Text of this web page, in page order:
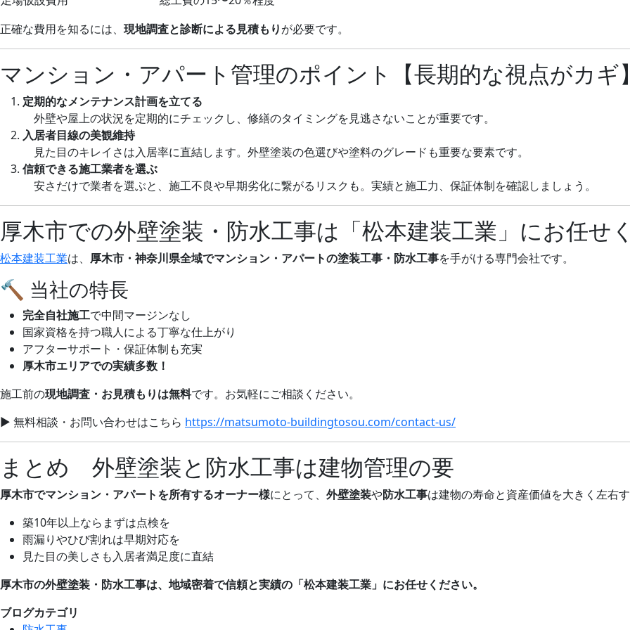
正確な費用を知るには、 現地調査と診断による見積もりが必要です。
マンション・アパート管理のポイント【長期的な視点がカギ】
定期的なメンテナンス計画を立てる
外壁や屋上の状況を定期的にチェックし、修繕のタイミングを見逃さないことが重要です。
入居者目線の美観維持
見た目のキレイさは入居率に直結します。外壁塗装の色選びや塗料のグレードも重要な要素です。
信頼できる施工業者を選ぶ
安さだけで業者を選ぶと、施工不良や早期劣化に繋がるリスクも。実績と施工力、保証体制を確認しましょう。
厚木市での外壁塗装・防水工事は「松本建装工業」にお任せ
松本建装工業は、 厚木市・神奈川県全域でマンション・アパートの塗装工事・防水工事を手がける専門会社です。
🔨 当社の特長
完全自社施工で中間マージンなし
国家資格を持つ職人による丁寧な仕上がり
アフターサポート・保証体制も充実
厚木市エリアでの実績多数！
施工前の現地調査・お見積もりは無料です。お気軽にご相談ください。
▶ 無料相談・お問い合わせはこちら https://matsumoto-buildingtosou.com/contact-us/
まとめ 外壁塗装と防水工事は建物管理の要
厚木市でマンション・アパートを所有するオーナー様にとって、 外壁塗装や防水工事は建物の寿命と資産価値を大きく左右
築10年以上ならまずは点検を
雨漏りやひび割れは早期対応を
見た目の美しさも入居者満足度に直結
厚木市の外壁塗装・防水工事は、地域密着で信頼と実績の「松本建装工業」にお任せください。
ブログカテゴリ